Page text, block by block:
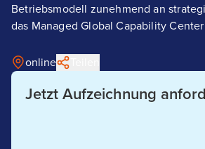
Betriebsmodell zunehmend an
das Managed Global Capability Center
online
Jetzt Aufzeichnung